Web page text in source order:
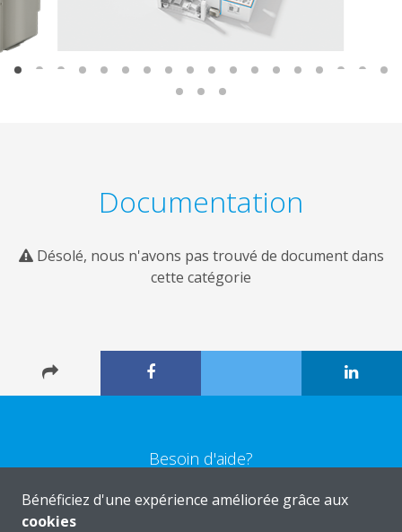
Documentation
Désolé, nous n'avons pas trouvé de document dans
cette catégorie
Besoin d'aide?
CONTACTEZ-NOUS
Bénéficiez d'une expérience améliorée grâce aux
cookies